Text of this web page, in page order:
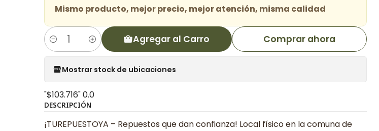
Mismo producto, mejor precio, mejor atención, misma calidad
Cantidad Agregar al Carro Comprar ahora
Mostrar stock de ubicaciones
"$103.716"0.0
DESCRIPCIÓN
¡TUREPUESTOYA – Repuestos que dan confianza! Local físico en la comuna de